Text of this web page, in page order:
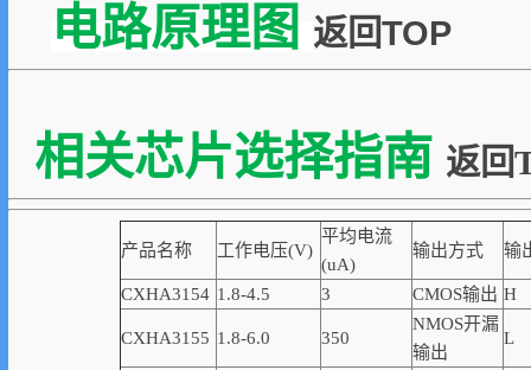
电路原理图 返回TOP
相关芯片选择指南 返回
产品名称 工作电压(V)
平均电流
(uA)
输出方式 输
CXHA3154 1.8-4.5 3 CMOS输出 H
CXHA3155 1.8-6.0 350
NMOS开漏
输出
L